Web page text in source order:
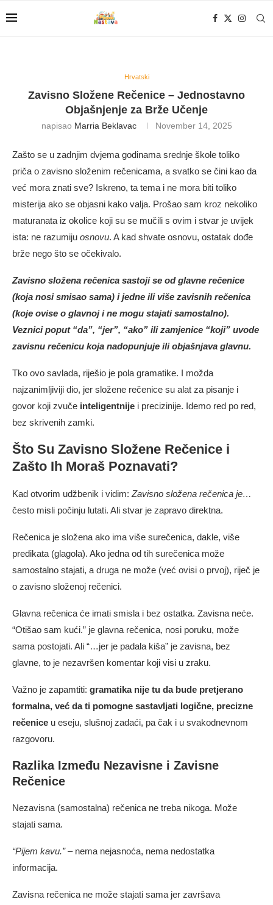
Hrvatski
Zavisno Složene Rečenice – Jednostavno
Objašnjenje za Brže Učenje
napisao Marria Beklavac November 14, 2025
Zašto se u zadnjim dvjema godinama srednje škole toliko
priča o zavisno složenim rečenicama, a svatko se čini kao da
već mora znati sve? Iskreno, ta tema i ne mora biti toliko
misterija ako se objasni kako valja. Prošao sam kroz nekoliko
maturanata iz okolice koji su se mučili s ovim i stvar je uvijek
ista: ne razumiju osnovu. A kad shvate osnovu, ostatak dođe
brže nego što se očekivalo.
Zavisno složena rečenica sastoji se od glavne rečenice
(koja nosi smisao sama) i jedne ili više zavisnih rečenica
(koje ovise o glavnoj i ne mogu stajati samostalno).
Veznici poput “da”, “jer”, “ako” ili zamjenice “koji” uvode
zavisnu rečenicu koja nadopunjuje ili objašnjava glavnu.
Tko ovo savlada, riješio je pola gramatike. I možda
najzanimljiviji dio, jer složene rečenice su alat za pisanje i
govor koji zvuče inteligentnije i precizinije. Idemo red po red,
bez skrivenih zamki.
Što Su Zavisno Složene Rečenice i
Zašto Ih Moraš Poznavati?
Kad otvorim udžbenik i vidim: Zavisno složena rečenica je…
često misli počinju lutati. Ali stvar je zapravo direktna.
Rečenica je složena ako ima više surečenica, dakle, više
predikata (glagola). Ako jedna od tih surečenica može
samostalno stajati, a druga ne može (već ovisi o prvoj), riječ je
o zavisno složenoj rečenici.
Glavna rečenica će imati smisla i bez ostatka. Zavisna neće.
“Otišao sam kući.” je glavna rečenica, nosi poruku, može
sama postojati. Ali “…jer je padala kiša” je zavisna, bez
glavne, to je nezavršen komentar koji visi u zraku.
Važno je zapamtiti: gramatika nije tu da bude pretjerano
formalna, već da ti pomogne sastavljati logične, precizne
rečenice u eseju, slušnoj zadaći, pa čak i u svakodnevnom
razgovoru.
Razlika Između Nezavisne i Zavisne
Rečenice
Nezavisna (samostalna) rečenica ne treba nikoga. Može
stajati sama.
“Pijem kavu.”– nema nejasnoća, nema nedostatka
informacija.
Zavisna rečenica ne može stajati sama jer završava